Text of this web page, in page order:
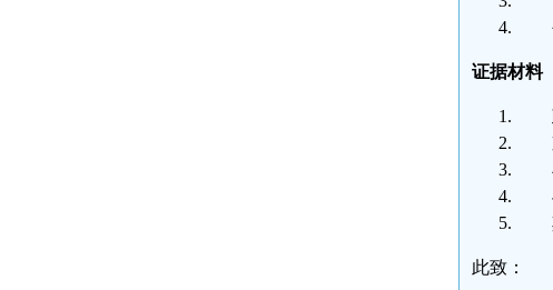
证据材料
此致：